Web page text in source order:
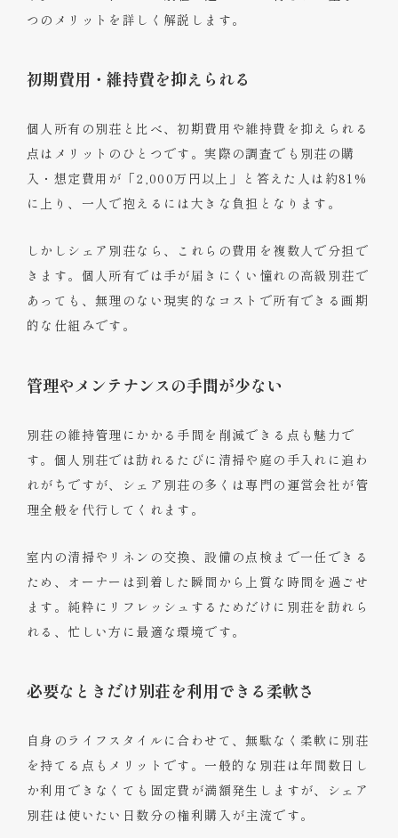
つのメリットを詳しく解説します。
初期費用・維持費を抑えられる
個人所有の別荘と比べ、初期費用や維持費を抑えられる
点はメリットのひとつです。実際の調査でも別荘の購
入・想定費用が「2,000万円以上」と答えた人は約81%
に上り、一人で抱えるには大きな負担となります。
しかしシェア別荘なら、これらの費用を複数人で分担で
きます。個人所有では手が届きにくい憧れの高級別荘で
あっても、無理のない現実的なコストで所有できる画期
的な仕組みです。
管理やメンテナンスの手間が少ない
別荘の維持管理にかかる手間を削減できる点も魅力で
す。個人別荘では訪れるたびに清掃や庭の手入れに追わ
れがちですが、シェア別荘の多くは専門の運営会社が管
理全般を代行してくれます。
室内の清掃やリネンの交換、設備の点検まで一任できる
ため、オーナーは到着した瞬間から上質な時間を過ごせ
ます。純粋にリフレッシュするためだけに別荘を訪れら
れる、忙しい方に最適な環境です。
必要なときだけ別荘を利用できる柔軟さ
自身のライフスタイルに合わせて、無駄なく柔軟に別荘
を持てる点もメリットです。一般的な別荘は年間数日し
か利用できなくても固定費が満額発生しますが、シェア
別荘は使いたい日数分の権利購入が主流です。